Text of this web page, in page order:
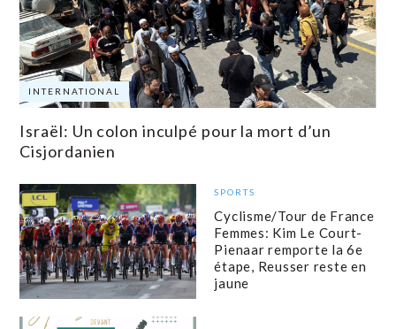
INTERNATIONAL
Israël: Un colon inculpé pour la mort d’un
Cisjordanien
SPORTS
Cyclisme/Tour de France
Femmes: Kim Le Court-
Pienaar remporte la 6e
étape, Reusser reste en
jaune